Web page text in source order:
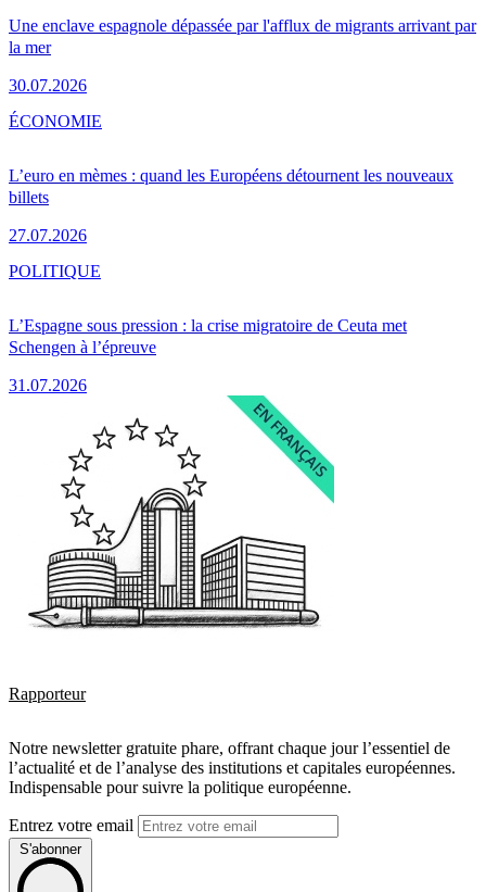
Une enclave espagnole dépassée par l'afflux de migrants arrivant par
la mer
30.07.2026
L’euro en mèmes : quand les Européens détournent les nouveaux
billets
27.07.2026
ÉCONOMIE
L’Espagne sous pression : la crise migratoire de Ceuta met
Schengen à l’épreuve
31.07.2026
POLITIQUE
Rapporteur
Notre newsletter gratuite phare, offrant chaque jour l’essentiel de
l’actualité et de l’analyse des institutions et capitales européennes.
Indispensable pour suivre la politique européenne.
Entrez votre email
S'abonner